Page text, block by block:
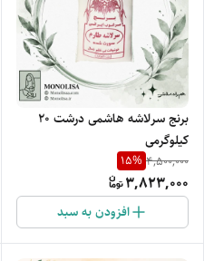
برنج سرلاشه هاشمی درشت 20
کیلوگرمی
4,500,000
15%
3,823,000
افزودن به سبد